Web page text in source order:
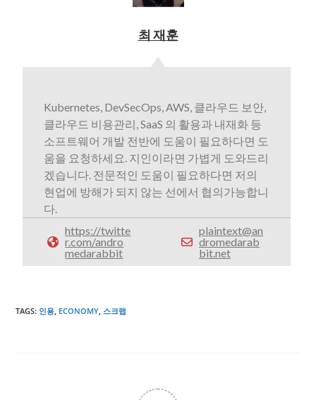
최 재훈
Kubernetes, DevSecOps, AWS, 클라우드 보안,
클라우드 비용관리, SaaS 의 활용과 내재화 등
소프트웨어 개발 전반에 도움이 필요하다면 도
움을 요청하세요. 지인이라면 가볍게 도와드리
겠습니다. 전문적인 도움이 필요하다면 저의
현업에 방해가 되지 않는 선에서 협의가능합니
다.
https://twitte
r.com/andro
medarabbit
plaintext@an
dromedarab
bit.net
TAGS: 인용, ECONOMY, 스크랩